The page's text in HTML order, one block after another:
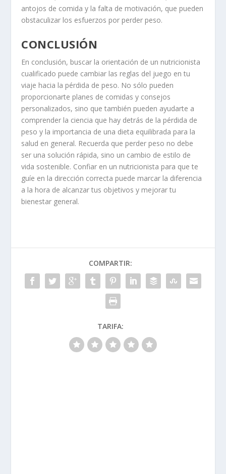
antojos de comida y la falta de motivación, que pueden
obstaculizar los esfuerzos por perder peso.
CONCLUSIÓN
En conclusión, buscar la orientación de un nutricionista
cualificado puede cambiar las reglas del juego en tu
viaje hacia la pérdida de peso. No sólo pueden
proporcionarte planes de comidas y consejos
personalizados, sino que también pueden ayudarte a
comprender la ciencia que hay detrás de la pérdida de
peso y la importancia de una dieta equilibrada para la
salud en general. Recuerda que perder peso no debe
ser una solución rápida, sino un cambio de estilo de
vida sostenible. Confiar en un nutricionista para que te
guíe en la dirección correcta puede marcar la diferencia
a la hora de alcanzar tus objetivos y mejorar tu
bienestar general.
COMPARTIR:
TARIFA: